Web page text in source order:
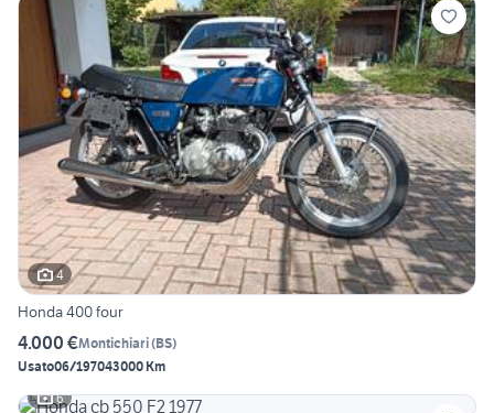
4
Honda 400 four
4.000 €Montichiari(BS)
Usato06/197043000 Km
6